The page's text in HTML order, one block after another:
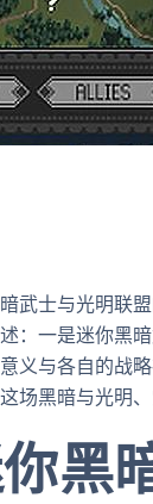
武士与光明联
：一是迷你黑
义与各自的战
场黑暗与光明
黑